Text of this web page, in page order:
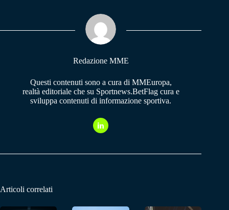
pp m
Redazione MME
Questi contenuti sono a cura di MMEuropa,
realtà editoriale che su Sportnews.BetFlag cura e
sviluppa contenuti di informazione sportiva.
Articoli correlati